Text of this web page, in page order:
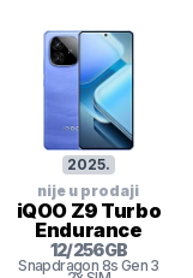
2025.
nije u prodaji
iQOO Z9 Turbo
Endurance
12/256GB
Snapdragon 8s Gen 3